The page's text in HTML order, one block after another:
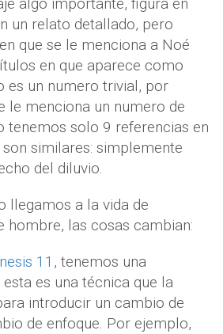
algo importante, figura en
un relato detallado, pero
que se le menciona a Noé
en que aparece como
es un numero trivial, por
le menciona un numero de
tenemos solo 9 referencias en
similares: simplemente
del diluvio.
llegamos a la vida de
hombre, las cosas cambian:
11 , tenemos una
esta es una técnica que la
introducir un cambio de
de enfoque. Por ejemplo,